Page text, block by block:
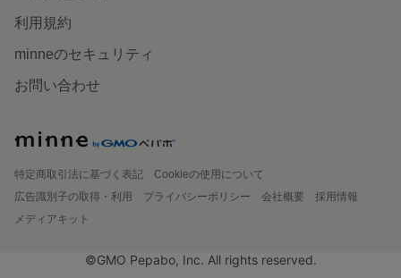
利用規約
minneのセキュリティ
お問い合わせ
特定商取引法に基づく表記
Cookieの使用について
広告識別子の取得・利用
プライバシーポリシー 会社概要
採用情報
メディアキット
©GMO Pepabo, Inc. All rights reserved.